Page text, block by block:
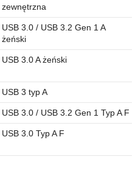
zewnętrzna
USB 3.0 / USB 3.2 Gen 1 A
żeński
USB 3.0 A żeński
USB 3 typ A
USB 3.0 / USB 3.2 Gen 1 Typ A F
USB 3.0 Typ A F